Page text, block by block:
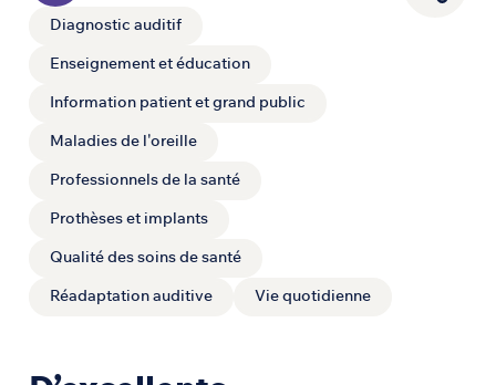
Diagnostic auditif
Enseignement et éducation
Information patient et grand public
Maladies de l'oreille
Professionnels de la santé
Prothèses et implants
Qualité des soins de santé
Réadaptation auditive Vie quotidienne